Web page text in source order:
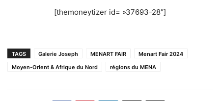
[themoneytizer id= »37693-28″]
TAGS Galerie Joseph MENART FAIR
Menart Fair 2024
Moyen-Orient & Afrique du Nord
régions du MENA